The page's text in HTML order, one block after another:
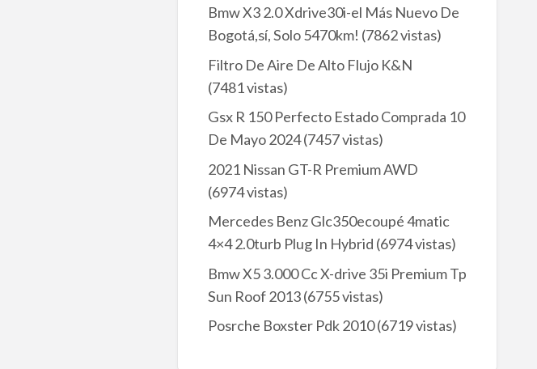
Bmw X3 2.0 Xdrive30i-el Más Nuevo De
Bogotá,sí, Solo 5470km! (7862 vistas)
Filtro De Aire De Alto Flujo K&N
(7481 vistas)
Gsx R 150 Perfecto Estado Comprada 10
De Mayo 2024(7457 vistas)
2021 Nissan GT-R Premium AWD
(6974 vistas)
Mercedes Benz Glc350ecoupé 4matic
4×4 2.0turb Plug In Hybrid (6974 vistas)
Bmw X5 3.000 Cc X-drive 35i Premium Tp
Sun Roof 2013(6755 vistas)
Posrche Boxster Pdk 2010(6719 vistas)